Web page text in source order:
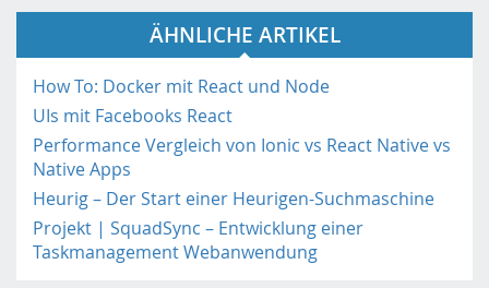
r
h
i
n
h
t
t
p
s
:
ÄHNLICHE ARTIKEL
How To: Docker mit React und Node
UIs mit Facebooks React
Performance Vergleich von Ionic vs React Native vs
Native Apps
Heurig – Der Start einer Heurigen-Suchmaschine
Projekt | SquadSync – Entwicklung einer
Taskmanagement Webanwendung